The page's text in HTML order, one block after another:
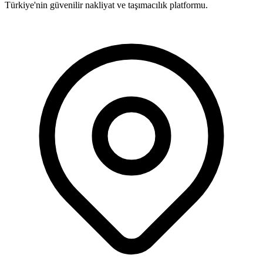
Türkiye'nin güvenilir nakliyat ve taşımacılık platformu.